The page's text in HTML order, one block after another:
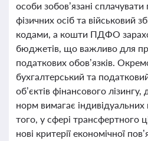
особи зобов’язані
фізичних осіб та військовий
кодами, а кошти ПДФО
бюджетів, що важливо для
податкових обов’язків.
бухгалтерський та
об’єктів фінансового лізингу,
норм вимагає індивідуальних
того, у сфері трансфертного
нові критерії економічної